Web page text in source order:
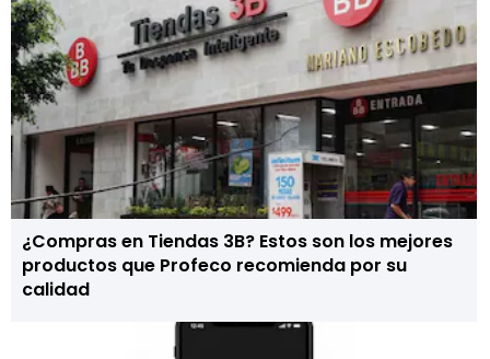
¿Compras en Tiendas 3B? Estos son los mejores
productos que Profeco recomienda por su
calidad